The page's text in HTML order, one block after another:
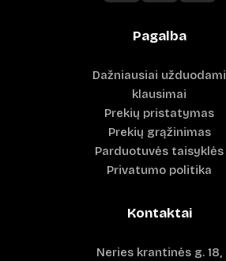
Pagalba
Dažniausiai užduodami
klausimai
Prekių pristatymas
Prekių grąžinimas
Parduotuvės taisyklės
Privatumo politika
Kontaktai
Neries krantinės g. 18,